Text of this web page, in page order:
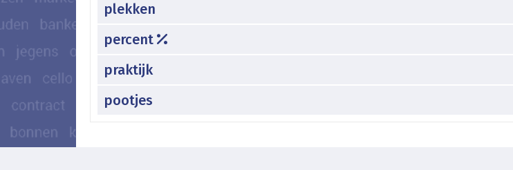
plekken
percent
praktijk
pootjes